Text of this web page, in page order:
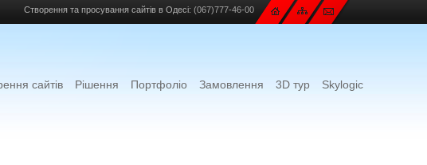
Створення та просування сайтів в Одесі: (067)777-46-00
сайтів Рішення Портфоліо Замовлення 3D тур Skylogic